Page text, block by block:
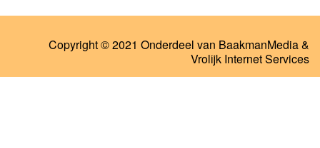
Copyright © 2021 Onderdeel van BaakmanMedia&
Vrolijk Internet Services